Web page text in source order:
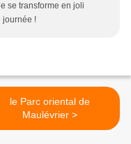
se transforme en joli
journée !
le Parc oriental de
Maulévrier >